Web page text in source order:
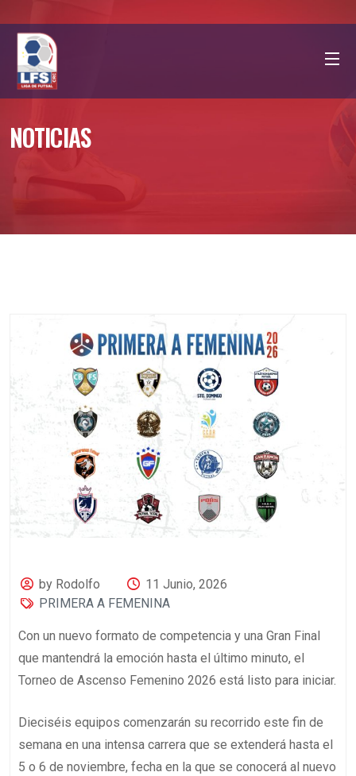
NOTICIAS
by Rodolfo
11 Junio, 2026
PRIMERA A FEMENINA
Con un nuevo formato de competencia y una Gran Final
que mantendrá la emoción hasta el último minuto, el
Torneo de Ascenso Femenino 2026 está listo para iniciar.
Dieciséis equipos comenzarán su recorrido este fin de
semana en una intensa carrera que se extenderá hasta el
5 o 6 de noviembre, fecha en la que se conocerá al nuevo